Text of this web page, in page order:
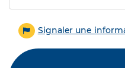
Signaler une